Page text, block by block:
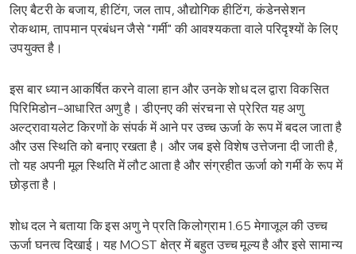
लिए बैटरी के बजाय, हीटिंग, जल ताप, औद्योगिक हीटिंग, कंडेनसेशन
रोकथाम, तापमान प्रबंधन जैसे "गर्मी" की आवश्यकता वाले परिदृश्यों के लिए
उपयुक्त है।
इस बार ध्यान आकर्षित करने वाला हान और उनके शोध दल द्वारा विकसित
पिरिमिडोन-आधारित अणु है। डीएनए की संरचना से प्रेरित यह अणु
अल्ट्रावायलेट किरणों के संपर्क में आने पर उच्च ऊर्जा के रूप में बदल जाता है
और उस स्थिति को बनाए रखता है। और जब इसे विशेष उत्तेजना दी जाती है,
तो यह अपनी मूल स्थिति में लौट आता है और संग्रहीत ऊर्जा को गर्मी के रूप में
छोड़ता है।
शोध दल ने बताया कि इस अणु ने प्रति किलोग्राम 1.65 मेगाजूल की उच्च
ऊर्जा घनत्व दिखाई। यह MOST क्षेत्र में बहुत उच्च मूल्य है और इसे सामान्य